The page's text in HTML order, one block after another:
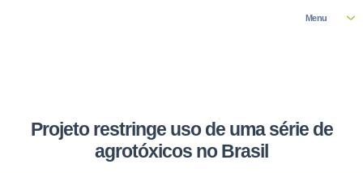
Menu
Projeto restringe uso de uma série de
agrotóxicos no Brasil